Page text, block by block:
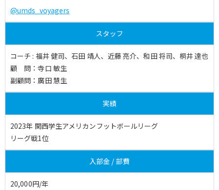
@umds_voyagers
スタッフ
コーチ : 福井 健司、石田 靖人、近藤 亮介、和田 将司、桐井 達也
顧 問：寺口 敏生
副顧問：廣田 慧生
実績
2023年 関西学生アメリカンフットボールリーグ
リーグ戦1位
入部金 / 部費
20,000円/年